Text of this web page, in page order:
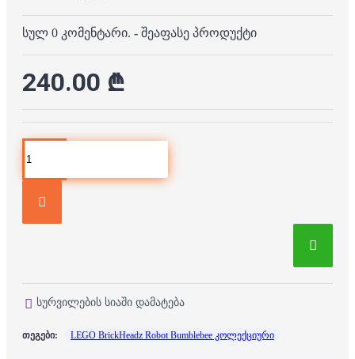
სულ 0 კომენტარი. - შეაფასე პროდუქტი
240.00 ₾
სურვილების სიაში დამატება
თეგები: LEGO BrickHeadz Robot Bumblebee კოლექციური